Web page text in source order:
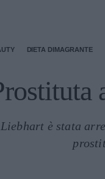
DIETA DIMAGRANTE
Liebhart è stata